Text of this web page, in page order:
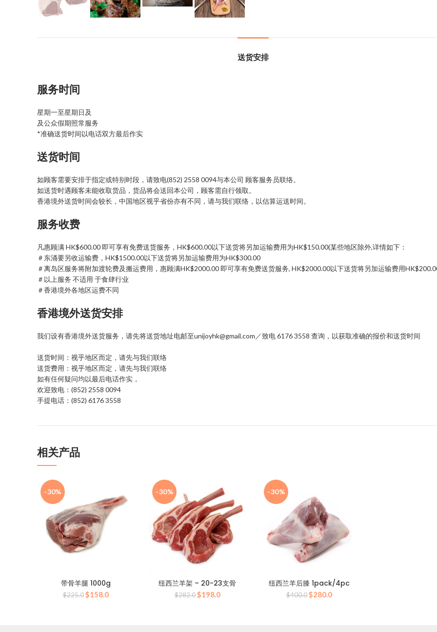
送货安排
服务时间
星期一至星期日及
及公众假期照常服务
*准确送货时间以电话双方最后作实
送货时间
如顾客需要安排于指定或特别时段，请致电(852) 2558 0094与本公司 顾客服务员联络。
如送货时遇顾客未能收取货品，货品将会送回本公司，顾客需自行领取。
香港境外送货时间会较长，中国地区视乎省份亦有不同，请与我们联络，以估算运送时间。
服务收费
凡惠顾满 HK$600.00 即可享有免费送货服务，HK$600.00以下送货将另加运输费用为HK$150.00(某些地区除外,详情如下：
＃东涌要另收运输费，HK$1500.00以下送货将另加运输费用为HK$300.00
＃离岛区服务将附加渡轮费及搬运费用，惠顾满HK$2000.00 即可享有免费送货服务, HK$2000.00以下送货将另加运输费用
＃以上服务 不适用 于食肆行业
＃香港境外各地区运费不同
香港境外送货安排
我们设有香港境外送货服务，请先将送货地址电邮至unijoyhk@gmail.com／致电 6176 3558 查询，以获取准确的报价和送货时间
送货时间：视乎地区而定，请先与我们联络
送货费用：视乎地区而定，请先与我们联络
如有任何疑问均以最后电话作实，
欢迎致电：(852) 2558 0094
手提电话：(852) 6176 3558
相关产品
-30%
带骨羊腿 1000g
$225.0 原
$158.0当
-30%
纽西兰羊架 – 20-23支骨
$282.0 原
$198.0当
-30%
纽西兰羊后膝 1pack/4pc
$400.0原
$280.0当